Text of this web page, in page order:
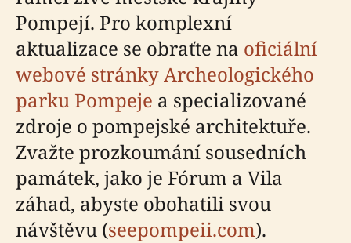
Pompejí. Pro komplexní
aktualizace se obraťte na oficiální
webové stránky Archeologického
parku Pompeje a specializované
zdroje o pompejské architektuře.
Zvažte prozkoumání sousedních
památek, jako je Fórum a Vila
záhad, abyste obohatili svou
návštěvu (seepompeii.com).